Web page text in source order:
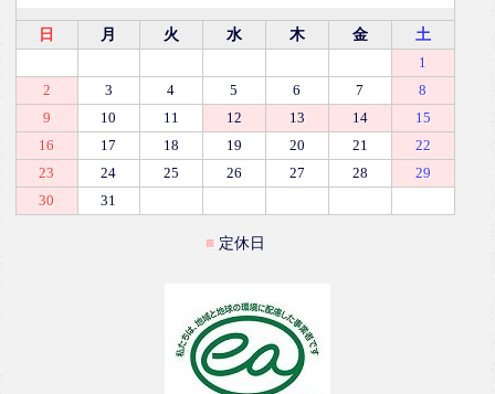
日 月 火 水 木 金 土
1
2
3 4 5 6 7
8
9
10 11 12 13 14
15
16
17 18 19 20 21
22
23
24 25 26 27 28
29
30
31
定休日